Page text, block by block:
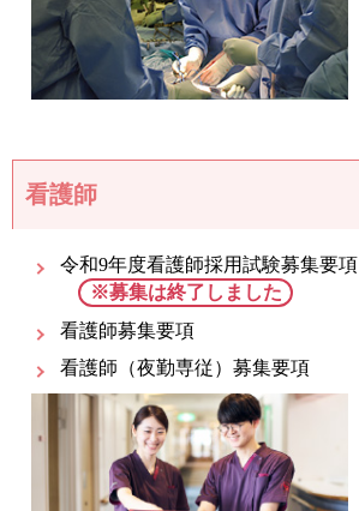
看護師
令和9年度看護師採用試験募集要項
※募集は終了しました
看護師募集要項
看護師（夜勤専従）募集要項